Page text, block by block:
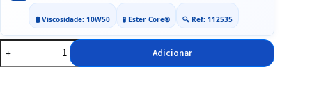
🛢️ Viscosidade: 10W50 🧪 Ester Core® 🔍 Ref: 112535
Quantidade
de
Óleo
Adicionar